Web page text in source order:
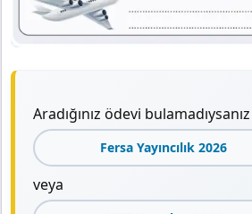
Aradığınız ödevi
Fersa Yayıncılık 2026
veya